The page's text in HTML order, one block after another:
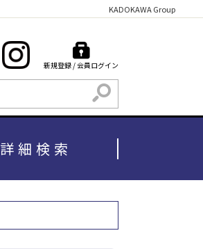
KADOKAWA Group
新規登録 / 会員ログイン
検索
詳細検索